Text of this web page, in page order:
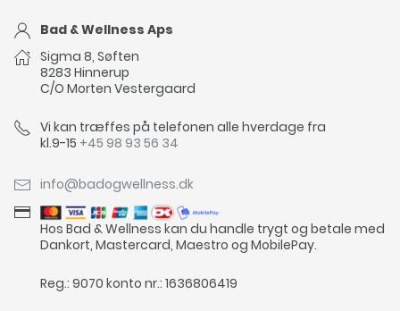
Bad & Wellness Aps
Sigma 8, Søften
8283 Hinnerup
C/O Morten Vestergaard
Vi kan træffes på telefonen alle hverdage fra
kl.9-15 +45 98 93 56 34
info@badogwellness.dk
Hos Bad & Wellness kan du handle trygt og betale med
Dankort, Mastercard, Maestro og MobilePay.
Reg.: 9070 konto nr.: 1636806419